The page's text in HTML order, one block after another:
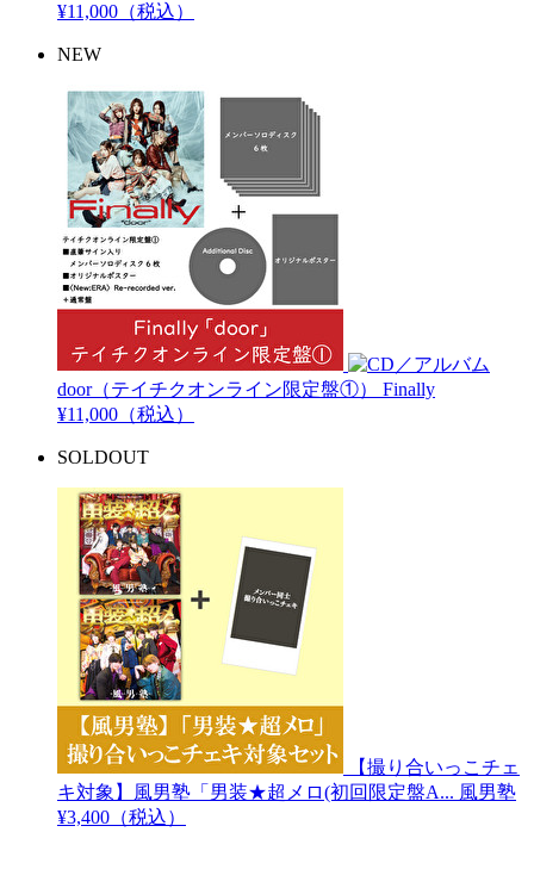
¥11,000（税込）
NEW
door（テイチクオンライン限定盤①） Finally
¥11,000（税込）
SOLDOUT
【撮り合いっこチェ
キ対象】風男塾「男装★超メロ(初回限定盤A... 風男塾
¥3,400（税込）